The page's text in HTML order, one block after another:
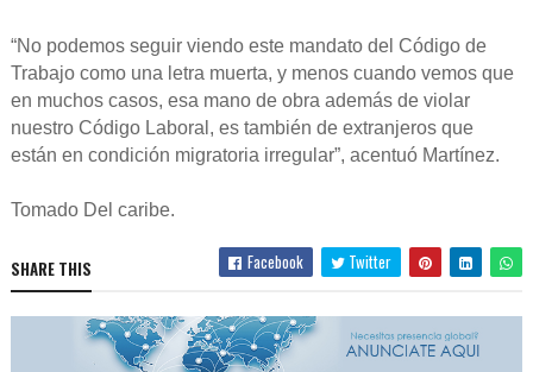
“No podemos seguir viendo este mandato del Código de
Trabajo como una letra muerta, y menos cuando vemos que
en muchos casos, esa mano de obra además de violar
nuestro Código Laboral, es también de extranjeros que
están en condición migratoria irregular”, acentuó Martínez.
Tomado Del caribe.
SHARE THIS Facebook Twitter